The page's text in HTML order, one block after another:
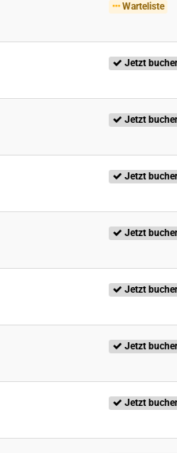
Warteliste
Jetzt
Jetzt
Jetzt
Jetzt
Jetzt
Jetzt
Jetzt